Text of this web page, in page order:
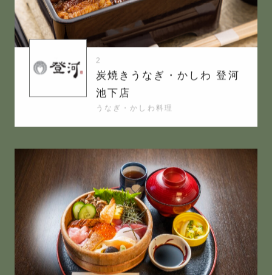
2
炭焼きうなぎ・かしわ 登河
池下店
うなぎ・かしわ料理